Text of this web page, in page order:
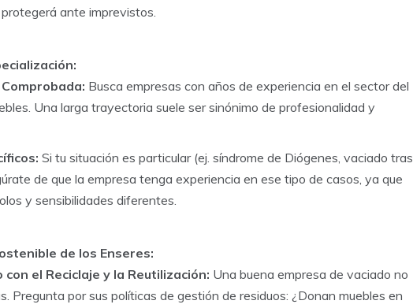
ante imprevistos.
Busca empresas con años de experiencia en el sector del
Una larga trayectoria suele ser sinónimo de profesionalidad y
Si tu situación es particular (ej. síndrome de Diógenes, vaciado tras
de que la empresa tenga experiencia en ese tipo de casos, ya que
y sensibilidades diferentes.
de los Enseres:
con el Reciclaje y la Reutilización: Una buena empresa de vaciado no
Pregunta por sus políticas de gestión de residuos: ¿Donan muebles en